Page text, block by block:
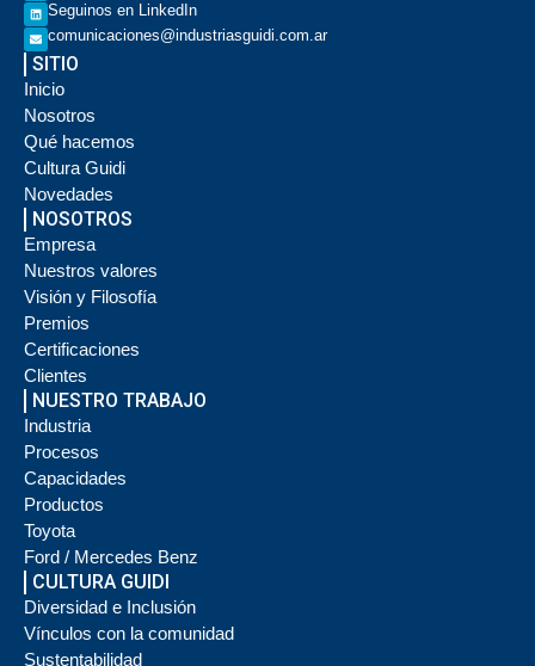
Seguinos en LinkedIn
comunicaciones@industriasguidi.com.ar
SITIO
Inicio
Nosotros
Qué hacemos
Cultura Guidi
Novedades
NOSOTROS
Empresa
Nuestros valores
Visión y Filosofía
Premios
Certificaciones
Clientes
NUESTRO TRABAJO
Industria
Procesos
Capacidades
Productos
Toyota
Ford / Mercedes Benz
CULTURA GUIDI
Diversidad e Inclusión
Vínculos con la comunidad
Sustentabilidad